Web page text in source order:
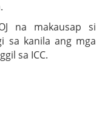
na makausap si
sa kanila ang mga
sa ICC.